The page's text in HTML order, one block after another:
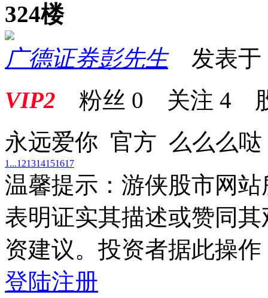
324楼
广德证券彭先生发表于
VIP2 粉丝 0 关注 4
永远爱你 官方 么么么哒
1...121314151617
温馨提示：游侠股市网
表明证实其描述或赞同
资建议。投资者据此操
登陆注册